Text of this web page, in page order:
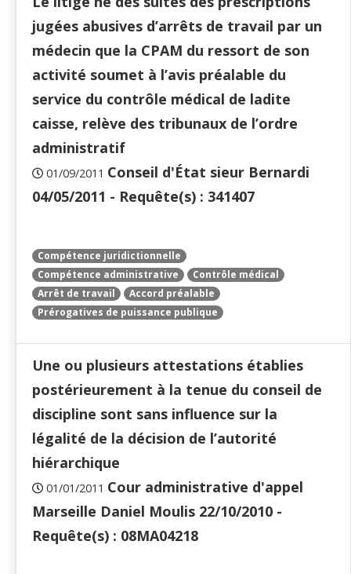
jugées abusives d’arrêts de travail par un
médecin que la CPAM du ressort de son
activité soumet à l’avis préalable du
service du contrôle médical de ladite
caisse, relève des tribunaux de l’ordre
administratif
01/09/2011 Conseil d'État sieur Bernardi
04/05/2011 - Requête(s) : 341407
Compétence juridictionnelle
Compétence administrative
Contrôle médical
Arrêt de travail
Accord préalable
Prérogatives de puissance publique
Une ou plusieurs attestations établies
postérieurement à la tenue du conseil de
discipline sont sans influence sur la
légalité de la décision de l’autorité
hiérarchique
01/01/2011 Cour administrative d'appel
Marseille Daniel Moulis 22/10/2010 -
Requête(s) : 08MA04218